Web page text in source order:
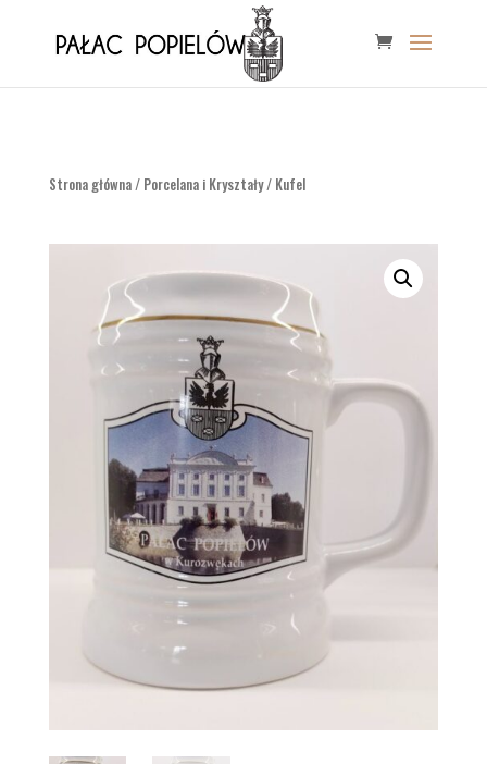
Strona główna/ Porcelana i Kryształy/ Kufel